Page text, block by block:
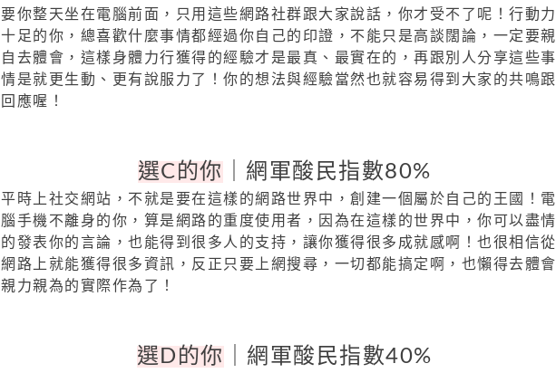
要你整天坐在電腦前面，只用這些網路社群跟大家說話，你才受不了呢！行動力
十足的你，總喜歡什麼事情都經過你自己的印證，不能只是高談闊論，一定要親
自去體會，這樣身體力行獲得的經驗才是最真、最實在的，再跟別人分享這些事
情是就更生動、更有說服力了！你的想法與經驗當然也就容易得到大家的共鳴跟
回應喔！
選C的你 ｜網軍酸民指數80%
平時上社交網站，不就是要在這樣的網路世界中，創建一個屬於自己的王國！電
腦手機不離身的你，算是網路的重度使用者，因為在這樣的世界中，你可以盡情
的發表你的言論，也能得到很多人的支持，讓你獲得很多成就感啊！也很相信從
網路上就能獲得很多資訊，反正只要上網搜尋，一切都能搞定啊，也懶得去體會
親力親為的實際作為了！
選D的你 ｜網軍酸民指數40%